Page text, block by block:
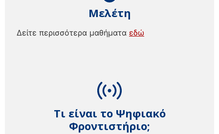
Τι είναι το Ψηφιακό
Φροντιστήριο;
Μελέτη
Δείτε περισσότερα μαθήματα εδώ